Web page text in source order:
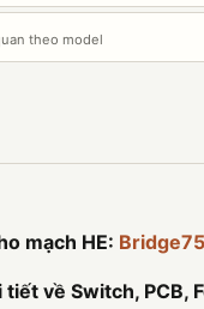
theo model
mạch HE:
về Switch, PCB,